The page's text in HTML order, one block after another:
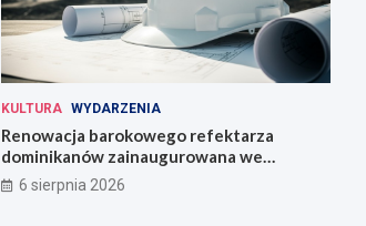
KULTURA WYDARZENIA
Renowacja barokowego refektarza
dominikanów zainaugurowana we
Wrocławiu
6 sierpnia 2026